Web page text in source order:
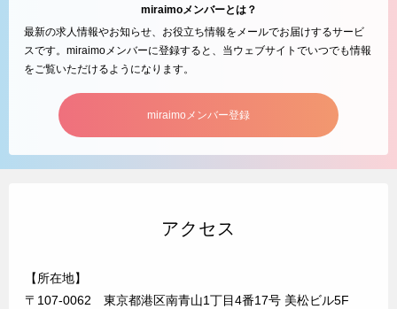
miraimoメンバーとは？
最新の求人情報やお知らせ、お役立ち情報をメールでお届けするサービ
スです。miraimoメンバーに登録すると、当ウェブサイトでいつでも情報
をご覧いただけるようになります。
miraimoメンバー登録
アクセス
【所在地】
〒107-0062 東京都港区南青山1丁目4番17号 美松ビル5F